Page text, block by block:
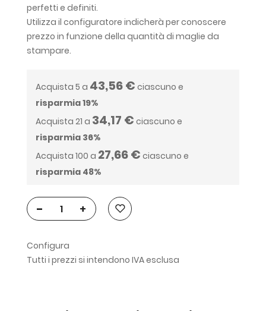
perfetti e definiti.
Utilizza il configuratore indicherà per conoscere
prezzo in funzione della quantità di maglie da
stampare.
Acquista 5 a 43,56 € ciascuno e
risparmia19%
Acquista 21 a 34,17 € ciascuno e
risparmia 36%
Acquista 100 a 27,66 € ciascuno e
risparmia 48%
- +
Configura
Tutti i prezzi si intendono IVA esclusa